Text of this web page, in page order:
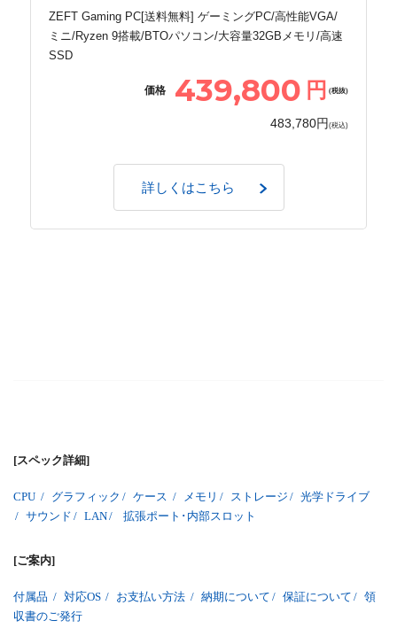
ZEFT Gaming PC[送料無料] ゲーミングPC/高性能VGA/
ミニ/Ryzen 9搭載/BTOパソコン/大容量32GBメモリ/高速
SSD
価格 439,800 円 (税抜)
483,780円 (税込)
詳しくはこちら
[スペック詳細]
CPU / グラフィック / ケース / メモリ / ストレージ / 光学ドライブ
/ サウンド / LAN/ 拡張ポート･内部スロット
[ご案内]
付属品 / 対応OS / お支払い方法 / 納期について / 保証について / 領
収書のご発行